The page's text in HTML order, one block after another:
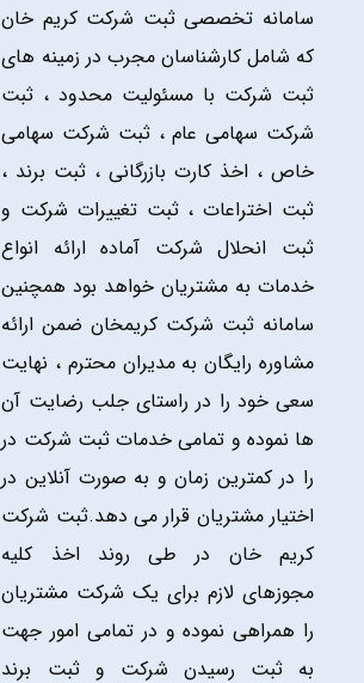
سامانه تخصصی ثبت شرکت کریم خان
که شامل کارشناسان مجرب در زمینه های
ثبت شرکت با مسئولیت محدود ، ثبت
شرکت سهامی عام ، ثبت شرکت سهامی
خاص ، اخذ کارت بازرگانی ، ثبت برند ،
ثبت اختراعات ، ثبت تغییرات شرکت و
ثبت انحلال شرکت آماده ارائه انواع
خدمات به مشتریان خواهد بود همچنین
سامانه ثبت شرکت کریمخان ضمن ارائه
مشاوره رایگان به مدیران محترم ، نهایت
سعی خود را در راستای جلب رضایت آن
ها نموده و تمامی خدمات ثبت شرکت در
را در کمترین زمان و به صورت آنلاین در
اختیار مشتریان قرار می دهد.ثبت شرکت
کریم خان در طی روند اخذ کلیه
مجوزهای لازم برای یک شرکت مشتریان
را همراهی نموده و در تمامی امور جهت
به ثبت رسیدن شرکت و ثبت برند